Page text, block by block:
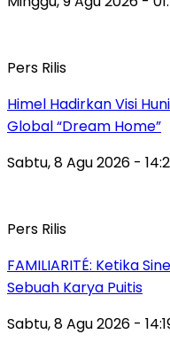
Pers Rilis
Himel Hadirkan Visi
Global “Dream Home”
Sabtu, 8 Agu 2026 -
Pers Rilis
FAMILIARITÉ: Ketika
Sebuah Karya Puitis
Sabtu, 8 Agu 2026 -